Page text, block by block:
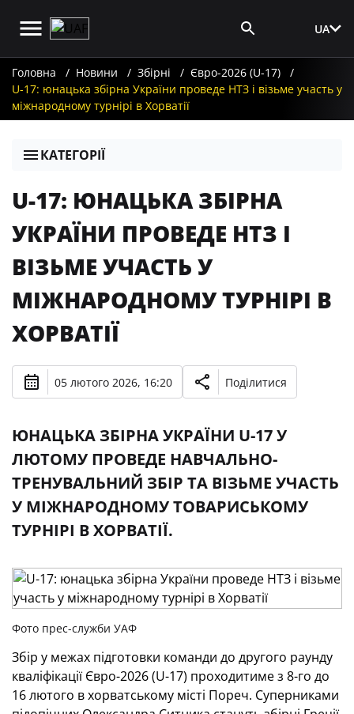
UA
Головна Новини Збірні
Євро-2026 (U-17)
U-17: юнацька збірна України проведе НТЗ і візьме участь у
міжнародному турнірі в Хорватії
КАТЕГОРІЇ
U-17: ЮНАЦЬКА ЗБІРНА
УКРАЇНИ ПРОВЕДЕ НТЗ І
ВІЗЬМЕ УЧАСТЬ У
МІЖНАРОДНОМУ ТУРНІРІ В
ХОРВАТІЇ
05 лютого 2026, 16:20 Поділитися
ЮНАЦЬКА ЗБІРНА УКРАЇНИ U-17 У
ЛЮТОМУ ПРОВЕДЕ НАВЧАЛЬНО-
ТРЕНУВАЛЬНИЙ ЗБІР ТА ВІЗЬМЕ УЧАСТЬ
У МІЖНАРОДНОМУ ТОВАРИСЬКОМУ
ТУРНІРІ В ХОРВАТІЇ.
Фото прес-служби УАФ
Збір у межах підготовки команди до другого раунду
кваліфікації Євро-2026 (U-17) проходитиме з 8-го до
16 лютого в хорватському місті Пореч. Суперниками